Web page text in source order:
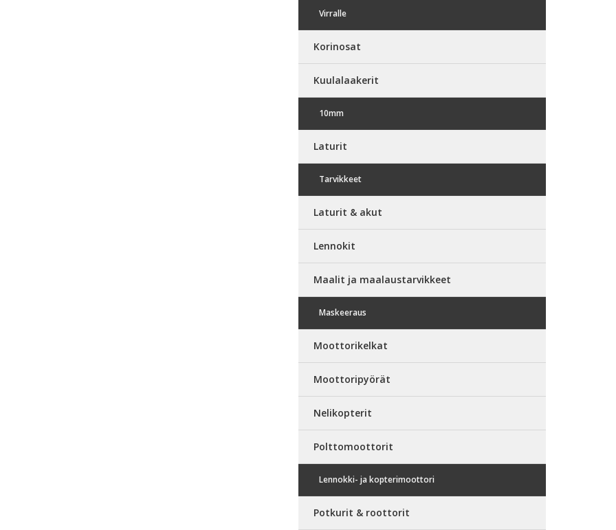
Virralle
Korinosat
Kuulalaakerit
10mm
Laturit
Tarvikkeet
Laturit & akut
Lennokit
Maalit ja maalaustarvikkeet
Maskeeraus
Moottorikelkat
Moottoripyörät
Nelikopterit
Polttomoottorit
Lennokki- ja kopterimoottori
Potkurit & roottorit